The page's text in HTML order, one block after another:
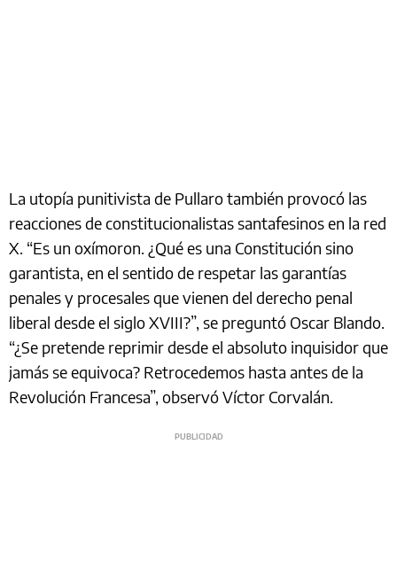
La utopía punitivista de Pullaro también provocó las
reacciones de constitucionalistas santafesinos en la red
X. “Es un oxímoron. ¿Qué es una Constitución sino
garantista, en el sentido de respetar las garantías
penales y procesales que vienen del derecho penal
liberal desde el siglo XVIII?”, se preguntó Oscar Blando.
“¿Se pretende reprimir desde el absoluto inquisidor que
jamás se equivoca? Retrocedemos hasta antes de la
Revolución Francesa”, observó Víctor Corvalán.